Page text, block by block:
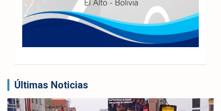
Últimas Noticias